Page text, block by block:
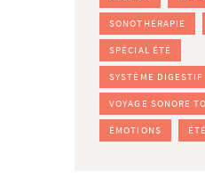
SONOTHÉRAPIE
SPÉCIAL ÉTÉ
SYSTÈME DIGESTIF
VOYAGE SONORE
ÉMOTIONS ÉTÉ